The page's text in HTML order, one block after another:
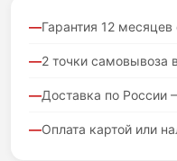
Гарантия 12 месяцев
2 точки самовывоза
Доставка по России
Оплата картой или